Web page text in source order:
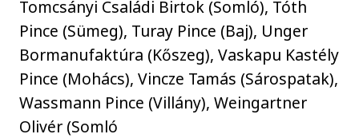
Tomcsányi Családi Birtok (Somló), Tóth
Pince (Sümeg), Turay Pince (Baj), Unger
Bormanufaktúra (Kőszeg), Vaskapu Kastély
Pince (Mohács), Vincze Tamás (Sárospatak),
Wassmann Pince (Villány), Weingartner
Olivér (Somló